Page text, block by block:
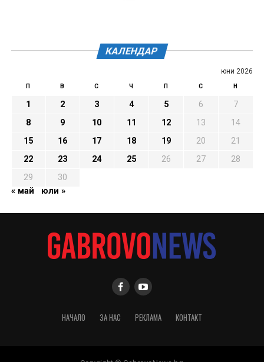
КАЛЕНДАР
юни 2026
П В С Ч П С Н
1 2 3 4 5 6
7
8
9 10 11 12 13
14
15
16 17 18 19 20
21
22
23 24 25 26 27
28
29
30
« май
юли »
НАЧАЛО ЗА НАС РЕКЛАМА КОНТАКТ